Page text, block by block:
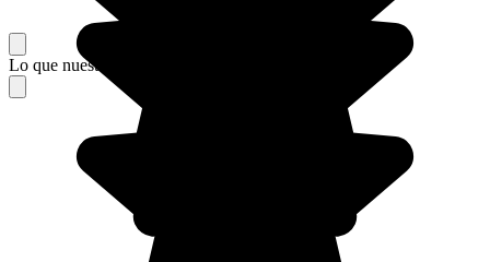
Lo que nuestros viajeros piensan de su estancia